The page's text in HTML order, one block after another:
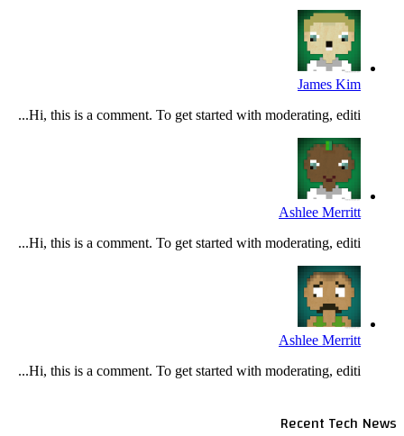
James Kim
Hi, this is a comment. To get started with moderating, editi...
Ashlee Merritt
Hi, this is a comment. To get started with moderating, editi...
Ashlee Merritt
Hi, this is a comment. To get started with moderating, editi...
Recent Tech News